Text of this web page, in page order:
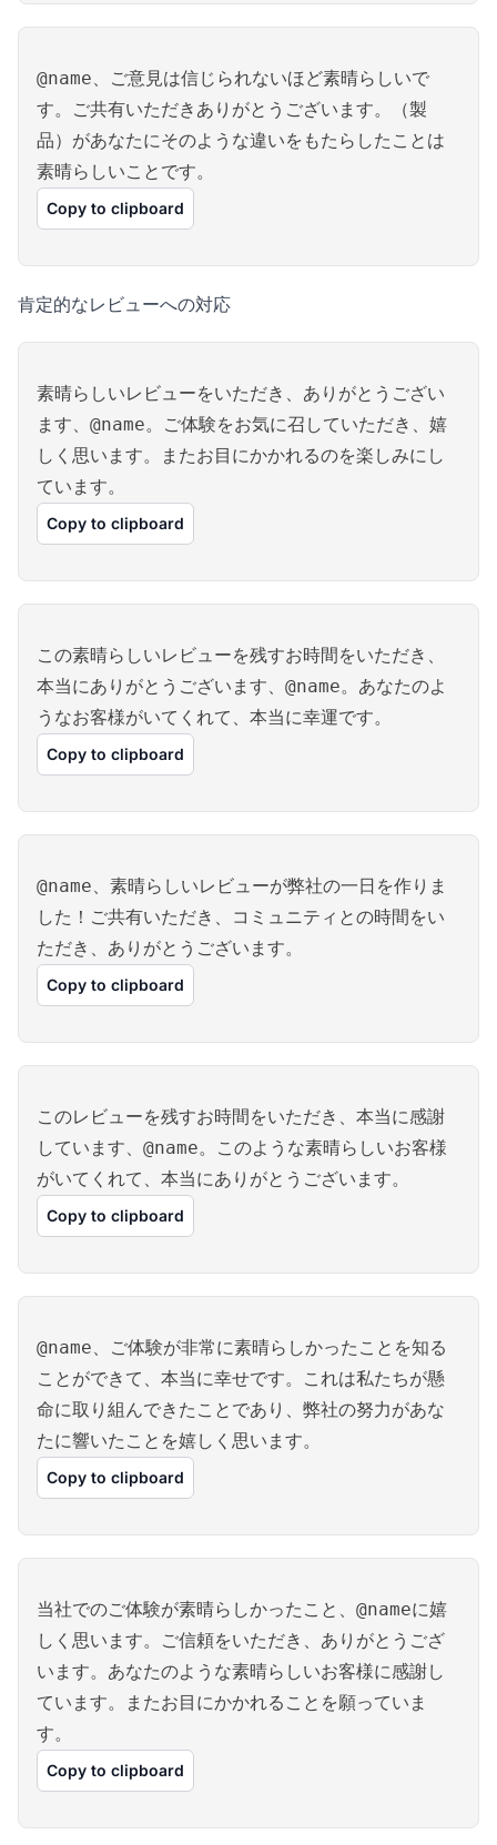
@name、ご意見は信じられないほど素晴らしいで
す。ご共有いただきありがとうございます。（製
品）があなたにそのような違いをもたらしたことは
素晴らしいことです。
Copy to clipboard
肯定的なレビューへの対応
素晴らしいレビューをいただき、ありがとうござい
ます、@name。ご体験をお気に召していただき、嬉
しく思います。またお目にかかれるのを楽しみにし
ています。
Copy to clipboard
この素晴らしいレビューを残すお時間をいただき、
本当にありがとうございます、@name。あなたのよ
うなお客様がいてくれて、本当に幸運です。
Copy to clipboard
@name、素晴らしいレビューが弊社の一日を作りま
した！ご共有いただき、コミュニティとの時間をい
ただき、ありがとうございます。
Copy to clipboard
このレビューを残すお時間をいただき、本当に感謝
しています、@name。このような素晴らしいお客様
がいてくれて、本当にありがとうございます。
Copy to clipboard
@name、ご体験が非常に素晴らしかったことを知る
ことができて、本当に幸せです。これは私たちが懸
命に取り組んできたことであり、弊社の努力があな
たに響いたことを嬉しく思います。
Copy to clipboard
当社でのご体験が素晴らしかったこと、@nameに嬉
しく思います。ご信頼をいただき、ありがとうござ
います。あなたのような素晴らしいお客様に感謝し
ています。またお目にかかれることを願っていま
す。
Copy to clipboard